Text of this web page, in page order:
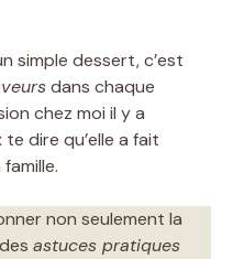
simple dessert, c’est
dans chaque
chez moi il y a
dire qu’elle a fait
non seulement la
astuces pratiques